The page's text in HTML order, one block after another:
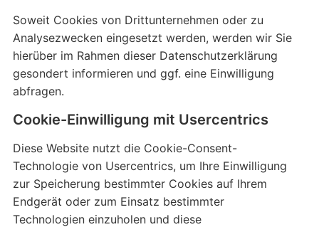
Soweit Cookies von Drittunternehmen oder zu
Analysezwecken eingesetzt werden, werden wir Sie
hierüber im Rahmen dieser Datenschutzerklärung
gesondert informieren und ggf. eine Einwilligung
abfragen.
Cookie-Einwilligung mit Usercentrics
Diese Website nutzt die Cookie-Consent-
Technologie von Usercentrics, um Ihre Einwilligung
zur Speicherung bestimmter Cookies auf Ihrem
Endgerät oder zum Einsatz bestimmter
Technologien einzuholen und diese